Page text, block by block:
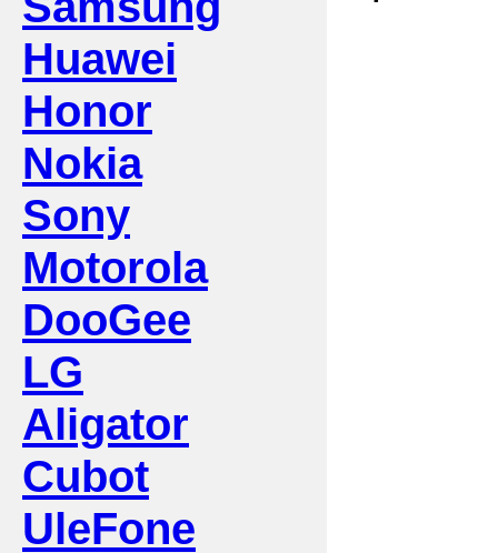
Huawei
Honor
Nokia
Sony
Motorola
DooGee
LG
Aligator
Cubot
UleFone